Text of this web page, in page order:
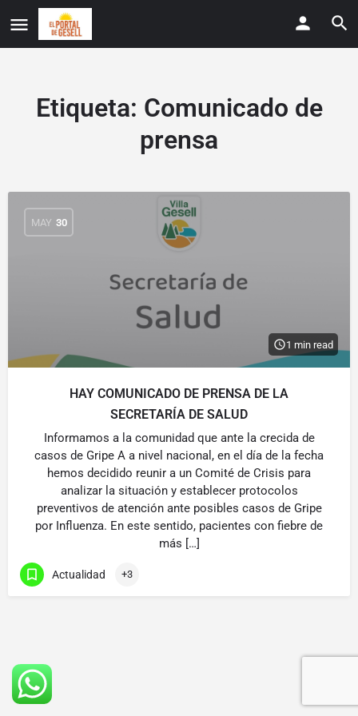
Etiqueta: Comunicado de
prensa
MAY 30
1 min read
HAY COMUNICADO DE PRENSA DE LA
SECRETARÍA DE SALUD
Informamos a la comunidad que ante la crecida de
casos de Gripe A a nivel nacional, en el día de la fecha
hemos decidido reunir a un Comité de Crisis para
analizar la situación y establecer protocolos
preventivos de atención ante posibles casos de Gripe
por Influenza. En este sentido, pacientes con fiebre de
más […]
Actualidad +3